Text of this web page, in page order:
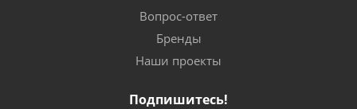
Вопрос-ответ
Бренды
Наши проекты
Подпишитесь!